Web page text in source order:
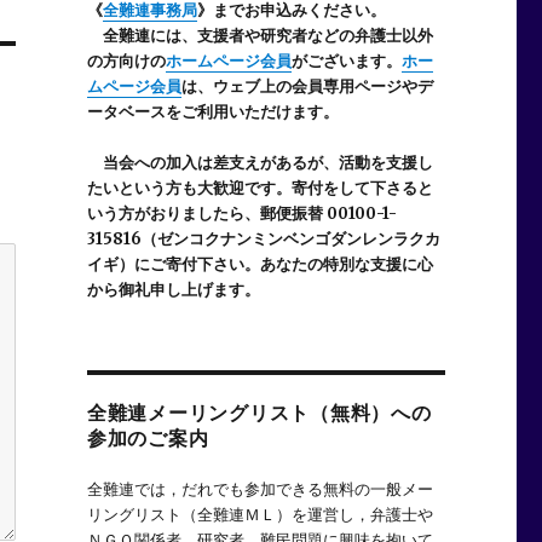
《全難連事務局》までお申込みください。
全難連には、支援者や研究者などの弁護士以外
の方向けのホームページ会員がございます。 ホー
ムページ会員は、ウェブ上の会員専用ページやデ
ータベースをご利用いただけます。
当会への加入は差支えがあるが、活動を支援し
たいという方も大歓迎です。寄付をして下さると
いう方がおりましたら、郵便振替 00100-1-
315816（ゼンコクナンミンベンゴダンレンラクカ
イギ）にご寄付下さい。あなたの特別な支援に心
から御礼申し上げます。
全難連メーリングリスト（無料）への
参加のご案内
全難連では，だれでも参加できる無料の一般メー
リングリスト（全難連ＭＬ）を運営し，弁護士や